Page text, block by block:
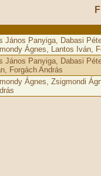
János Panyiga, Dabasi
Ágnes, Lantos Iván,
János Panyiga, Dabasi
Forgách András
Ágnes, Zsigmondi